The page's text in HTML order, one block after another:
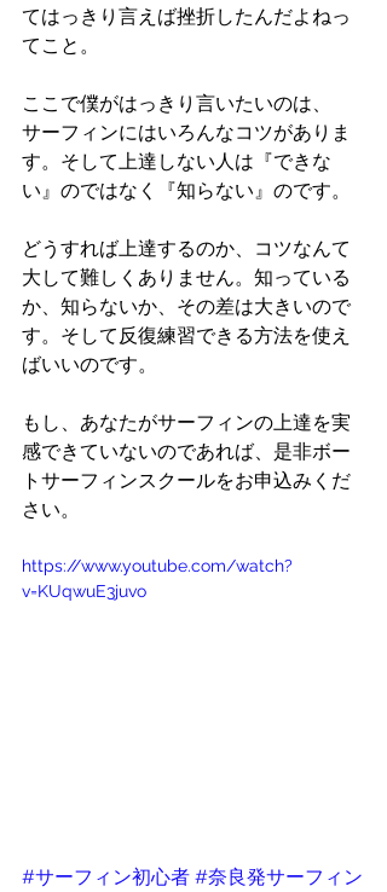
てはっきり言えば挫折したんだよねっ
てこと。
ここで僕がはっきり言いたいのは、
サーフィンにはいろんなコツがありま
す。そして上達しない人は『できな
い』のではなく『知らない』のです。
どうすれば上達するのか、コツなんて
大して難しくありません。知っている
か、知らないか、その差は大きいので
す。そして反復練習できる方法を使え
ばいいのです。
もし、あなたがサーフィンの上達を実
感できていないのであれば、是非ボー
トサーフィンスクールをお申込みくだ
さい。
https://www.youtube.com/watch?
v=KUqwuE3juvo
#サーフィン初心者 #奈良発サーフィン